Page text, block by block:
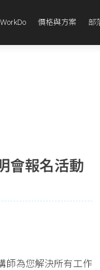
價格與方案 部
會報名活動
師為您解決所有工作